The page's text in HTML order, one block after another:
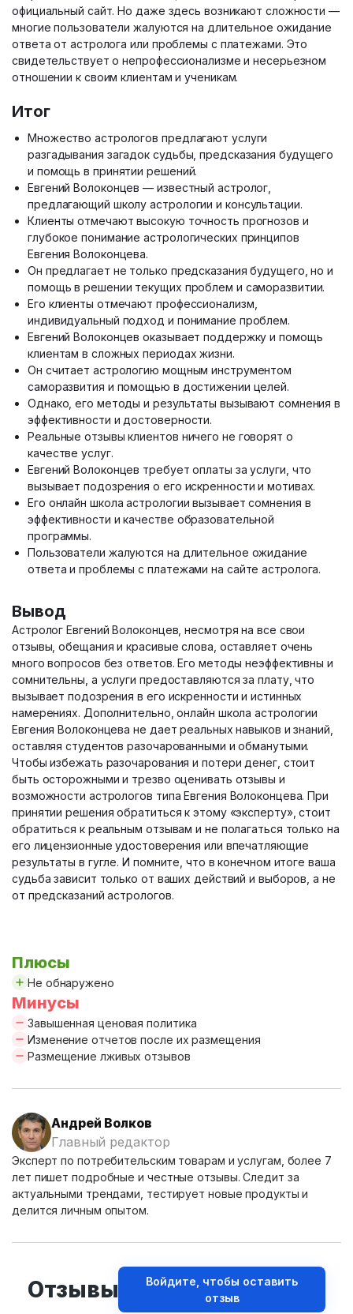
официальный сайт. Но даже здесь возникают сложности —
многие пользователи жалуются на длительное ожидание
ответа от астролога или проблемы с платежами. Это
свидетельствует о непрофессионализме и несерьезном
отношении к своим клиентам и ученикам.
Итог
Множество астрологов предлагают услуги
разгадывания загадок судьбы, предсказания будущего
и помощь в принятии решений.
Евгений Волоконцев — известный астролог,
предлагающий школу астрологии и консультации.
Клиенты отмечают высокую точность прогнозов и
глубокое понимание астрологических принципов
Евгения Волоконцева.
Он предлагает не только предсказания будущего, но и
помощь в решении текущих проблем и саморазвитии.
Его клиенты отмечают профессионализм,
индивидуальный подход и понимание проблем.
Евгений Волоконцев оказывает поддержку и помощь
клиентам в сложных периодах жизни.
Он считает астрологию мощным инструментом
саморазвития и помощью в достижении целей.
Однако, его методы и результаты вызывают сомнения в
эффективности и достоверности.
Реальные отзывы клиентов ничего не говорят о
качестве услуг.
Евгений Волоконцев требует оплаты за услуги, что
вызывает подозрения о его искренности и мотивах.
Его онлайн школа астрологии вызывает сомнения в
эффективности и качестве образовательной
программы.
Пользователи жалуются на длительное ожидание
ответа и проблемы с платежами на сайте астролога.
Вывод
Астролог Евгений Волоконцев, несмотря на все свои
отзывы, обещания и красивые слова, оставляет очень
много вопросов без ответов. Его методы неэффективны и
сомнительны, а услуги предоставляются за плату, что
вызывает подозрения в его искренности и истинных
намерениях. Дополнительно, онлайн школа астрологии
Евгения Волоконцева не дает реальных навыков и знаний,
оставляя студентов разочарованными и обманутыми.
Чтобы избежать разочарования и потери денег, стоит
быть осторожными и трезво оценивать отзывы и
возможности астрологов типа Евгения Волоконцева. При
принятии решения обратиться к этому «эксперту», стоит
обратиться к реальным отзывам и не полагаться только на
его лицензионные удостоверения или впечатляющие
результаты в гугле. И помните, что в конечном итоге ваша
судьба зависит только от ваших действий и выборов, а не
от предсказаний астрологов.
Плюсы
Не обнаружено
Минусы
Завышенная ценовая политика
Изменение отчетов после их размещения
Размещение лживых отзывов
Андрей Волков
Главный редактор
Эксперт по потребительским товарам и услугам, более 7
лет пишет подробные и честные отзывы. Следит за
актуальными трендами, тестирует новые продукты и
делится личным опытом.
Отзывы
Войдите, чтобы оставить
отзыв